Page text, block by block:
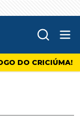
DO CRICIÚMA!